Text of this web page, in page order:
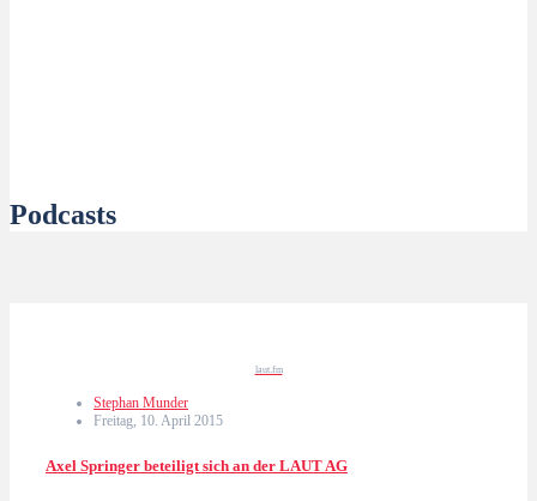
Podcasts
laut.fm
Stephan Munder
Freitag, 10. April 2015
Axel Springer beteiligt sich an der LAUT AG